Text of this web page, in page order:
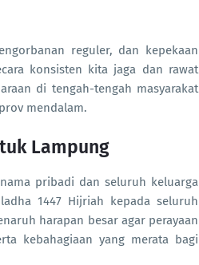
reguler, dan kepekaan
konsisten kita jaga dan rawat
di tengah-tengah masyarakat
mendalam.
Lampung
pribadi dan seluruh keluarga
1447 Hijriah kepada seluruh
harapan besar agar perayaan
kebahagiaan yang merata bagi